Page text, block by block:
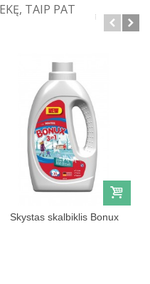
TAIP PAT
Skystas skalbiklis Bonux